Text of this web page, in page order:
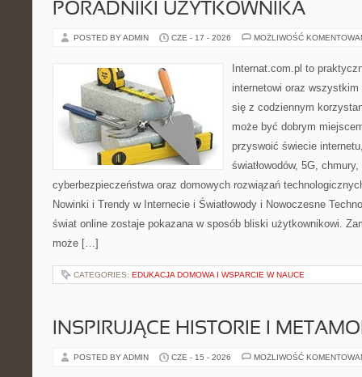
PORADNIKI UŻYTKOWNIKA
POSTED BY ADMIN CZE - 17 - 2026 MOŻLIWOŚĆ
Internat.com.pl to
internetowi oraz
się z codziennym
może być dobrym
przyswoić świecie
światłowodów, 5G,
cyberbezpieczeństwa oraz domowych rozwiązań
Nowinki i Trendy w Internecie i Światłowody i Nowoczesne
świat online zostaje pokazana w sposób bliski użytkownikowi.
może […]
CATEGORIES: EDUKACJA DOMOWA I WSPARCIE W NAUCE
INSPIRUJĄCE HISTORIE I
POSTED BY ADMIN CZE - 15 - 2026 MOŻLIWOŚĆ